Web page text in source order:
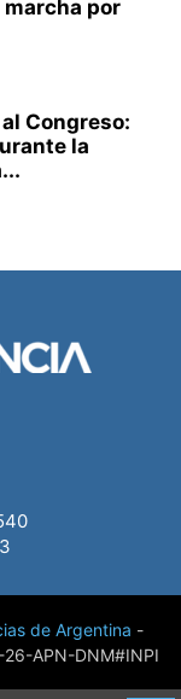
por
Congreso:
la
de Argentina -
APN-DNM#INPI